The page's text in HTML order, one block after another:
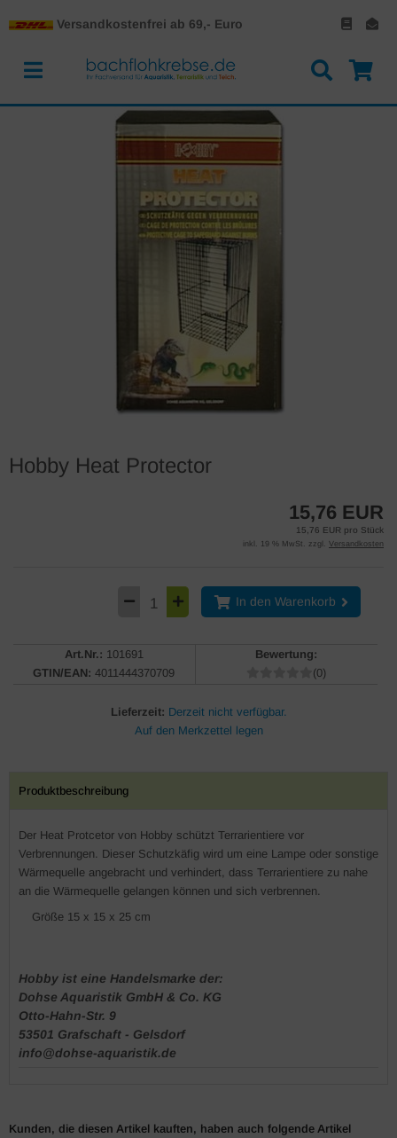
Versandkostenfrei ab 69,- Euro
Hobby Heat Protector
15,76 EUR
15,76 EUR pro Stück
inkl. 19 % MwSt. zzgl. Versandkosten
In den Warenkorb
Art.Nr.: 101691
GTIN/EAN: 4011444370709
Bewertung:
(0)
Lieferzeit: Derzeit nicht verfügbar.
Produktbeschreibung
Der Heat Protcetor von Hobby schützt Terrarientiere vor
Verbrennungen. Dieser Schutzkäfig wird um eine Lampe oder sonstige
Wärmequelle angebracht und verhindert, dass Terrarientiere zu nahe
an die Wärmequelle gelangen können und sich verbrennen.
Größe 15 x 15 x 25 cm
Hobby ist eine Handelsmarke der:
Dohse Aquaristik GmbH & Co. KG
Otto-Hahn-Str. 9
53501 Grafschaft - Gelsdorf
info@dohse-aquaristik.de
Kunden, die diesen Artikel kauften, haben auch folgende Artikel